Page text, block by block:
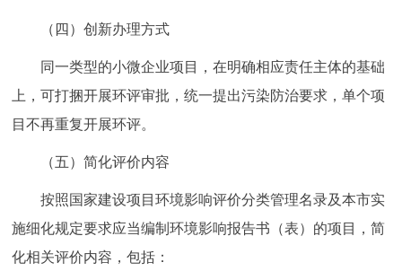
（四）创新办理方式
同一类型的小微企业项目，在明确相应责任主体的基础
上，可打捆开展环评审批，统一提出污染防治要求，单个项
目不再重复开展环评。
（五）简化评价内容
按照国家建设项目环境影响评价分类管理名录及本市实
施细化规定要求应当编制环境影响报告书（表）的项目，简
化相关评价内容，包括：